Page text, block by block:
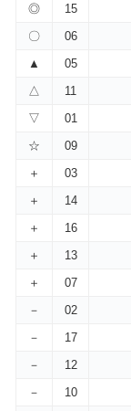
◎ 15
〇
06
▲
05
△
11
▽
01
☆
09
＋
03
＋
14
＋
16
＋
13
＋
07
－
02
－
17
－
12
－
10